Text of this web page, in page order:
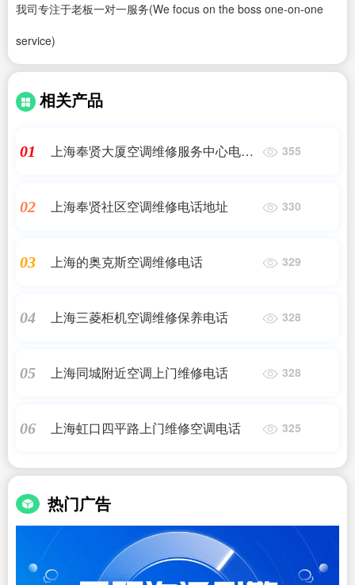
我司专注于老板一对一服务(We focus on the boss one-on-one
service)
相关产品
01
上海奉贤大厦空调维修服务中心电话
355
02 上海奉贤社区空调维修电话地址 330
03 上海的奥克斯空调维修电话 329
04 上海三菱柜机空调维修保养电话 328
05 上海同城附近空调上门维修电话 328
06 上海虹口四平路上门维修空调电话 325
热门广告